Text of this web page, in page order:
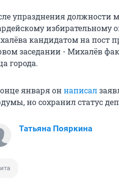
упразднения должности
избирательному
кандидатом на пост
заседании - Михалёв
города.
января оннаписал
но сохранил статус
Татьяна Пояркина